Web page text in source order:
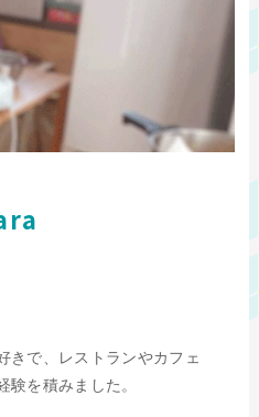
きで、レストランやカフェ
を積みました。